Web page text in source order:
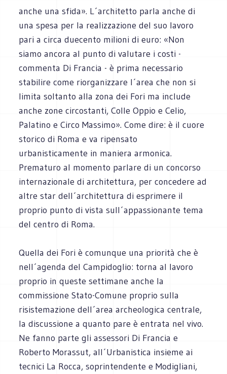
anche una sfida». L´architetto parla anche di
una spesa per la realizzazione del suo lavoro
pari a circa duecento milioni di euro: «Non
siamo ancora al punto di valutare i costi -
commenta Di Francia - è prima necessario
stabilire come riorganizzare l´area che non si
limita soltanto alla zona dei Fori ma include
anche zone circostanti, Colle Oppio e Celio,
Palatino e Circo Massimo». Come dire: è il cuore
storico di Roma e va ripensato
urbanisticamente in maniera armonica.
Prematuro al momento parlare di un concorso
internazionale di architettura, per concedere ad
altre star dell´architettura di esprimere il
proprio punto di vista sull´appassionante tema
del centro di Roma.
Quella dei Fori è comunque una priorità che è
nell´agenda del Campidoglio: torna al lavoro
proprio in queste settimane anche la
commissione Stato-Comune proprio sulla
risistemazione dell´area archeologica centrale,
la discussione a quanto pare è entrata nel vivo.
Ne fanno parte gli assessori Di Francia e
Roberto Morassut, all´Urbanistica insieme ai
tecnici La Rocca, soprintendente e Modigliani,